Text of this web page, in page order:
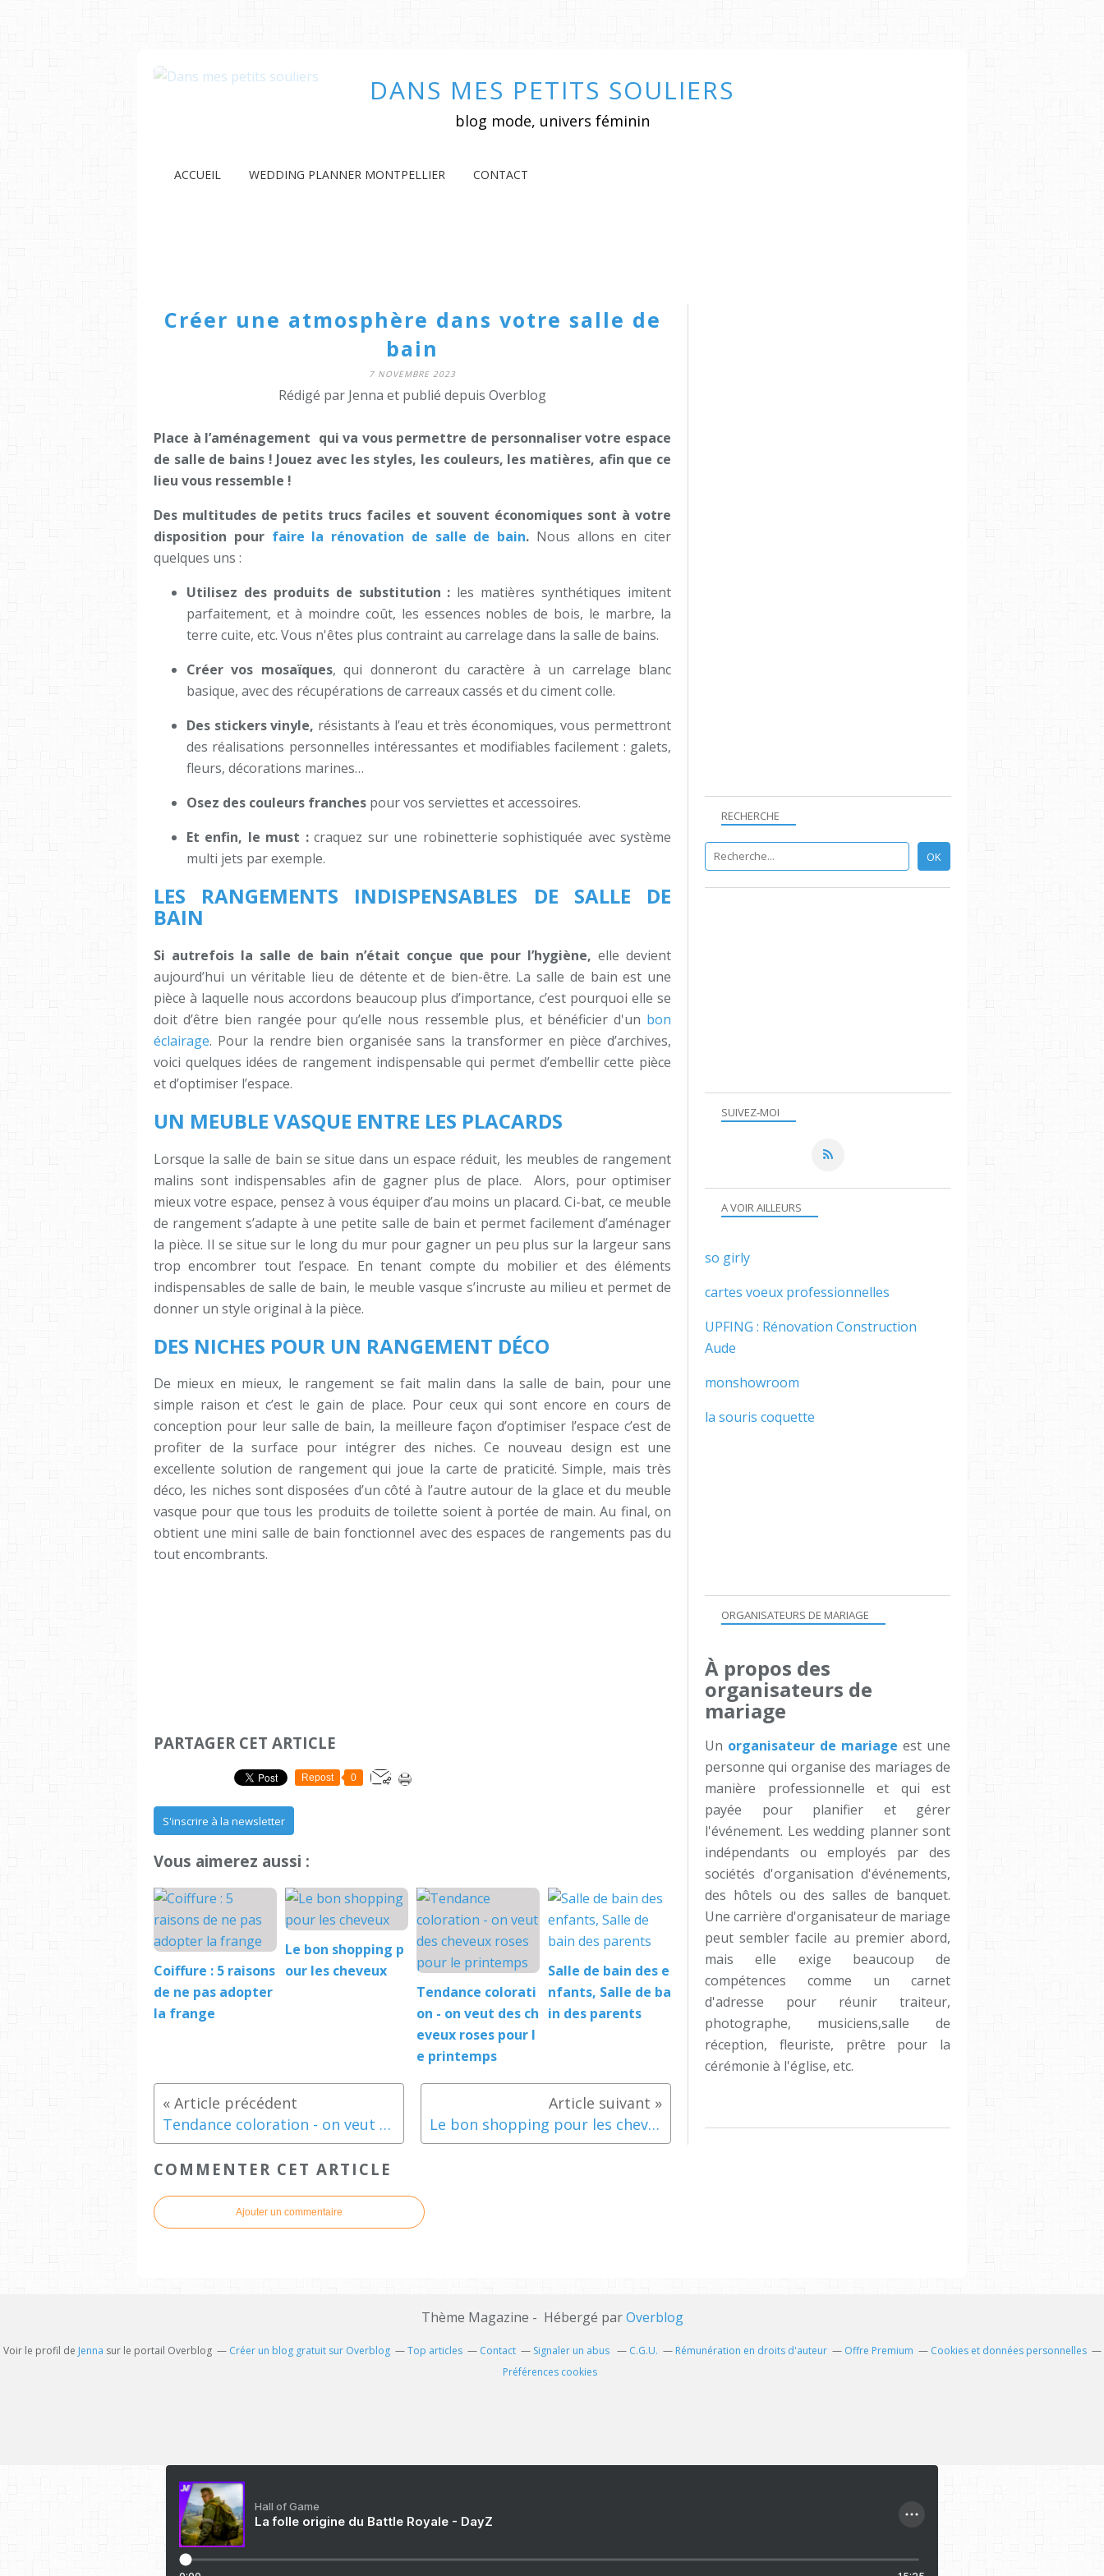
DANS MES PETITS SOULIERS
blog mode, univers féminin
ACCUEIL WEDDING PLANNER MONTPELLIER CONTACT
Créer une atmosphère dans votre salle de
bain
7 NOVEMBRE 2023
Rédigé par Jenna et publié depuis Overblog
Place à l’aménagement qui va vous permettre de personnaliser votre espace
de salle de bains ! Jouez avec les styles, les couleurs, les matières, afin que ce
lieu vous ressemble !
Des multitudes de petits trucs faciles et souvent économiques sont à votre
disposition pour faire la rénovation de salle de bain. Nous allons en citer
quelques uns :
Utilisez des produits de substitution : les matières synthétiques imitent
parfaitement, et à moindre coût, les essences nobles de bois, le marbre, la
terre cuite, etc. Vous n'êtes plus contraint au carrelage dans la salle de bains.
Créer vos mosaïques, qui donneront du caractère à un carrelage blanc
basique, avec des récupérations de carreaux cassés et du ciment colle.
Des stickers vinyle, résistants à l’eau et très économiques, vous permettront
des réalisations personnelles intéressantes et modifiables facilement : galets,
fleurs, décorations marines…
Osez des couleurs franches pour vos serviettes et accessoires.
Et enfin, le must :craquez sur une robinetterie sophistiquée avec système
multi jets par exemple.
LES RANGEMENTS INDISPENSABLES DE SALLE DE
BAIN
Si autrefois la salle de bain n’était conçue que pour l’hygiène, elle devient
aujourd’hui un véritable lieu de détente et de bien-être. La salle de bain est une
pièce à laquelle nous accordons beaucoup plus d’importance, c’est pourquoi elle se
doit d’être bien rangée pour qu’elle nous ressemble plus, et bénéficier d'un bon
éclairage. Pour la rendre bien organisée sans la transformer en pièce d’archives,
voici quelques idées de rangement indispensable qui permet d’embellir cette pièce
et d’optimiser l’espace.
UN MEUBLE VASQUE ENTRE LES PLACARDS
Lorsque la salle de bain se situe dans un espace réduit, les meubles de rangement
malins sont indispensables afin de gagner plus de place. Alors, pour optimiser
mieux votre espace, pensez à vous équiper d’au moins un placard. Ci-bat, ce meuble
de rangement s’adapte à une petite salle de bain et permet facilement d’aménager
la pièce. Il se situe sur le long du mur pour gagner un peu plus sur la largeur sans
trop encombrer tout l’espace. En tenant compte du mobilier et des éléments
indispensables de salle de bain, le meuble vasque s’incruste au milieu et permet de
donner un style original à la pièce.
DES NICHES POUR UN RANGEMENT DÉCO
De mieux en mieux, le rangement se fait malin dans la salle de bain, pour une
simple raison et c’est le gain de place. Pour ceux qui sont encore en cours de
conception pour leur salle de bain, la meilleure façon d’optimiser l’espace c’est de
profiter de la surface pour intégrer des niches. Ce nouveau design est une
excellente solution de rangement qui joue la carte de praticité. Simple, mais très
déco, les niches sont disposées d’un côté à l’autre autour de la glace et du meuble
vasque pour que tous les produits de toilette soient à portée de main. Au final, on
obtient une mini salle de bain fonctionnel avec des espaces de rangements pas du
tout encombrants.
PARTAGER CET ARTICLE
Repost 0
S'inscrire à la newsletter
Vous aimerez aussi :
Coiffure : 5 raisons
de ne pas adopter
la frange
Le bon shopping p
our les cheveux
Tendance colorati
on - on veut des ch
eveux roses pour l
e printemps
Salle de bain des e
nfants, Salle de ba
in des parents
Tendance coloration - on veut des cheveux roses pour le printemps Le bon shopping pour les cheveux
COMMENTER CET ARTICLE
Ajouter un commentaire
SUIVEZ-MOI
RECHERCHE
ORGANISATEURS DE MARIAGE
À propos des
organisateurs de
mariage
Un organisateur de mariage est une
personne qui organise des mariages de
manière professionnelle et qui est
payée pour planifier et gérer
l'événement. Les wedding planner sont
indépendants ou employés par des
sociétés d'organisation d'événements,
des hôtels ou des salles de banquet.
Une carrière d'organisateur de mariage
peut sembler facile au premier abord,
mais elle exige beaucoup de
compétences comme un carnet
d'adresse pour réunir traiteur,
photographe, musiciens,salle de
réception, fleuriste, prêtre pour la
cérémonie à l'église, etc.
A VOIR AILLEURS
so girly
cartes voeux professionnelles
UPFING : Rénovation Construction
Aude
monshowroom
la souris coquette
Thème Magazine - Hébergé parOverblog
Voir le profil de Jenna sur le portail Overblog Créer un blog gratuit sur Overblog Top articles Contact Signaler un abus C.G.U. Rémunération en droits d'auteur Offre Premium
Cookies et données personnelles
Préférences cookies
Hall of Game
La folle origine du Battle Royale - DayZ